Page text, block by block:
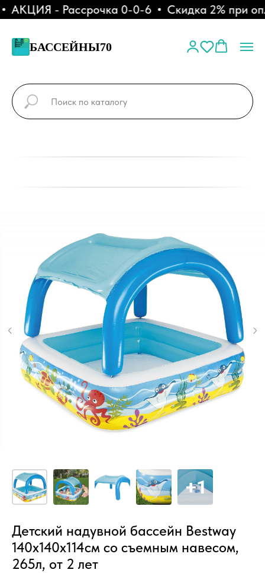
АКЦИЯ - Рассрочка 0-0-6 Скидка 2% при
БАССЕЙНЫ70
Детский надувной бассейн Bestway
140х140х114см со съемным навесом,
265л, от 2 лет